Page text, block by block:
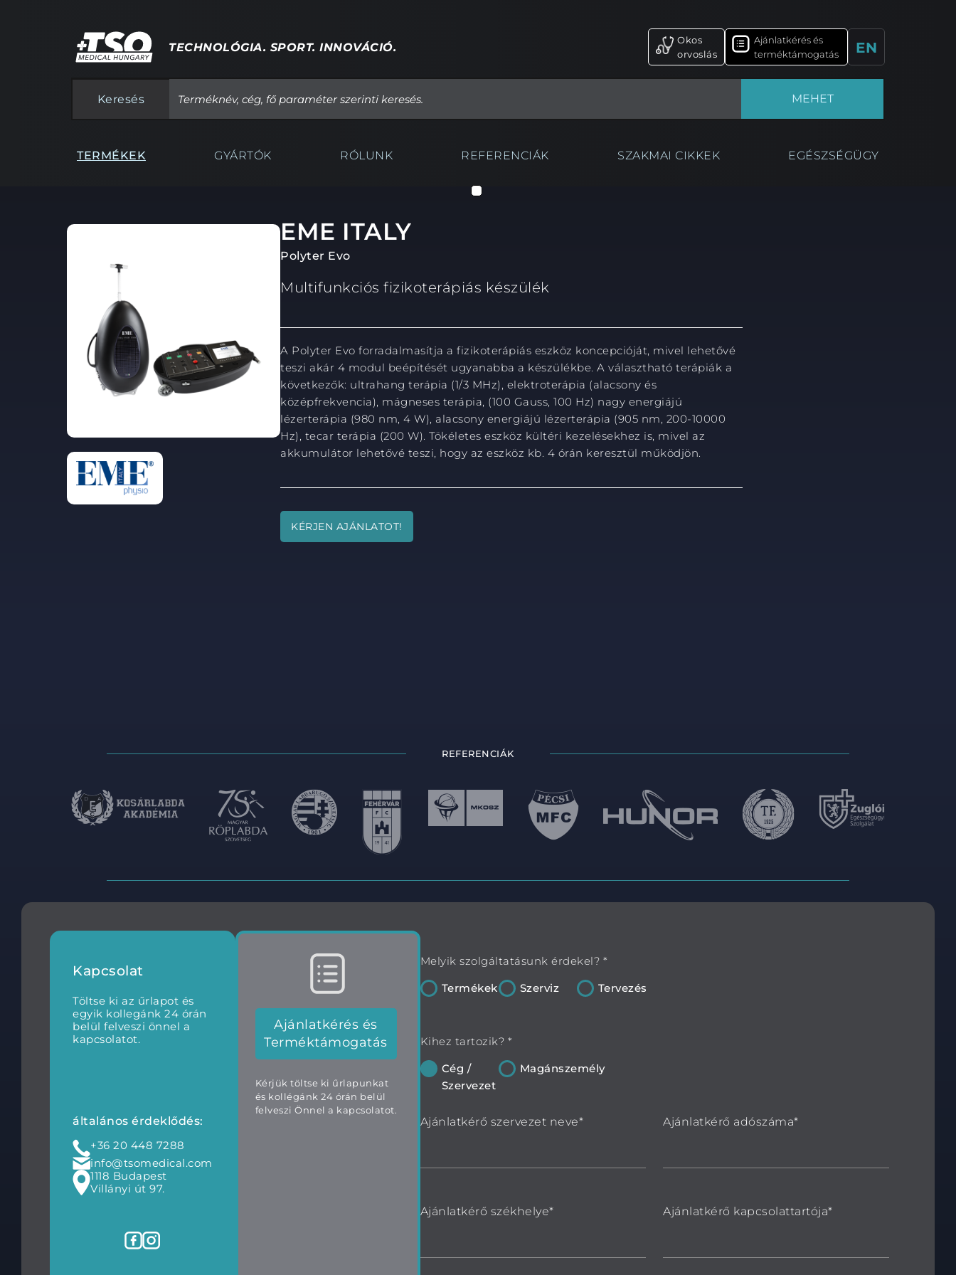
TECHNOLÓGIA. SPORT. INNOVÁCIÓ.
Okos
orvoslás
Ajánlatkérés és
terméktámogatás
EN
Keresés MEHET
TERMÉKEK GYÁRTÓK RÓLUNK REFERENCIÁK SZAKMAI CIKKEK EGÉSZSÉGÜGY
EME ITALY
Polyter Evo
Multifunkciós fizikoterápiás készülék
A Polyter Evo forradalmasítja a fizikoterápiás eszköz koncepcióját, mivel lehetővé
teszi akár 4 modul beépítését ugyanabba a készülékbe. A választható terápiák a
következők: ultrahang terápia (1/3 MHz), elektroterápia (alacsony és
középfrekvencia), mágneses terápia, (100 Gauss, 100 Hz) nagy energiájú
lézerterápia (980 nm, 4 W), alacsony energiájú lézerterápia (905 nm, 200-10000
Hz), tecar terápia (200 W). Tökéletes eszköz kültéri kezelésekhez is, mivel az
akkumulátor lehetővé teszi, hogy az eszköz kb. 4 órán keresztül működjön.
KÉRJEN AJÁNLATOT!
REFERENCIÁK
Kapcsolat
Töltse ki az űrlapot és
egyik kollegánk 24 órán
belül felveszi önnel a
kapcsolatot.
általános érdeklődés:
+36 20 448 7288
info@tsomedical.com
1118 Budapest
Villányi út 97.
Ajánlatkérés és
Terméktámogatás
Kérjük töltse ki űrlapunkat
és kollégánk 24 órán belül
felveszi Önnel a kapcsolatot.
Melyik szolgáltatásunk érdekel? *
Termékek
Szerviz Tervezés
Kihez tartozik? *
Cég /
Szervezet
Magánszemély
Ajánlatkérő szervezet neve* Ajánlatkérő adószáma*
Ajánlatkérő székhelye* Ajánlatkérő kapcsolattartója*